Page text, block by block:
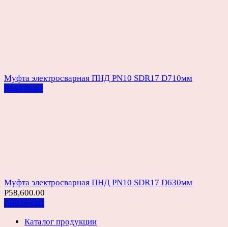
Муфта электросварная ПНД PN10 SDR17 D710мм
Read more
Муфта электросварная ПНД PN10 SDR17 D630мм
Р58,600.00
Add to cart
Каталог продукции